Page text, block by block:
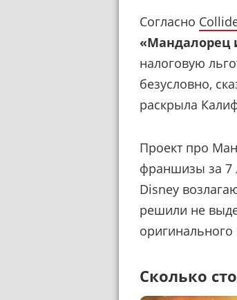
Согласно
«Мандалорец
налоговую
безусловно,
раскрыла
Проект про
франшизы за 7
Disney
решили не
оригинального
Сколько